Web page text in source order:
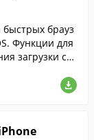
брауз
Функции для
загрузки ст
на св